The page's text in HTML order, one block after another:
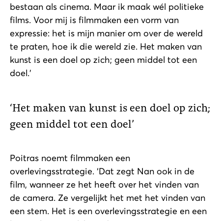
bestaan als cinema. Maar ik maak wél politieke
films. Voor mij is filmmaken een vorm van
expressie: het is mijn manier om over de wereld
te praten, hoe ik die wereld zie. Het maken van
kunst is een doel op zich; geen middel tot een
doel.’
Het maken van kunst is een doel op zich;
geen middel tot een doel
Poitras noemt filmmaken een
overlevingsstrategie. ‘Dat zegt Nan ook in de
film, wanneer ze het heeft over het vinden van
de camera. Ze vergelijkt het met het vinden van
een stem. Het is een overlevingsstrategie en een